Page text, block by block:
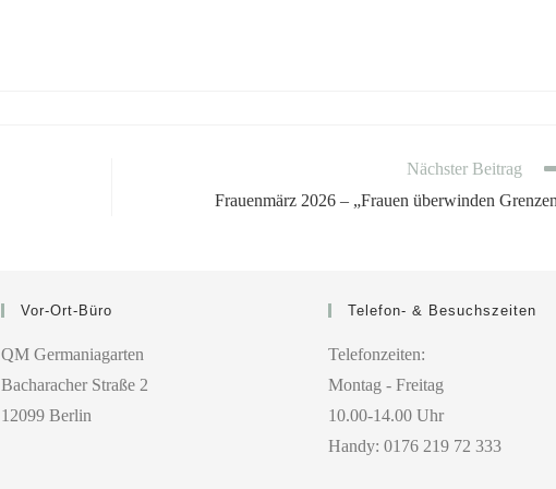
Nächster Beitrag
Frauenmärz 2026 – „Frauen überwinden
Vor-Ort-Büro
QM Germaniagarten
Bacharacher Straße 2
12099 Berlin
Telefon- & Besuchszeiten
Telefonzeiten:
Montag - Freitag
10.00-14.00 Uhr
Handy: 0176 219 72 333